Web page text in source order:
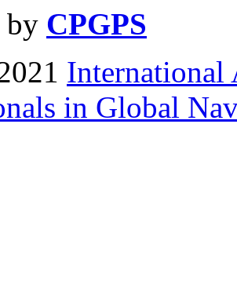
by CPGPS
International
in Global